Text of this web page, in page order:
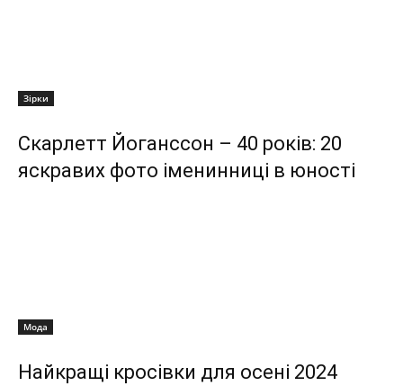
Зірки
Скарлетт Йоганссон – 40 років: 20
яскравих фото іменинниці в юності
Мода
Найкращі кросівки для осені 2024